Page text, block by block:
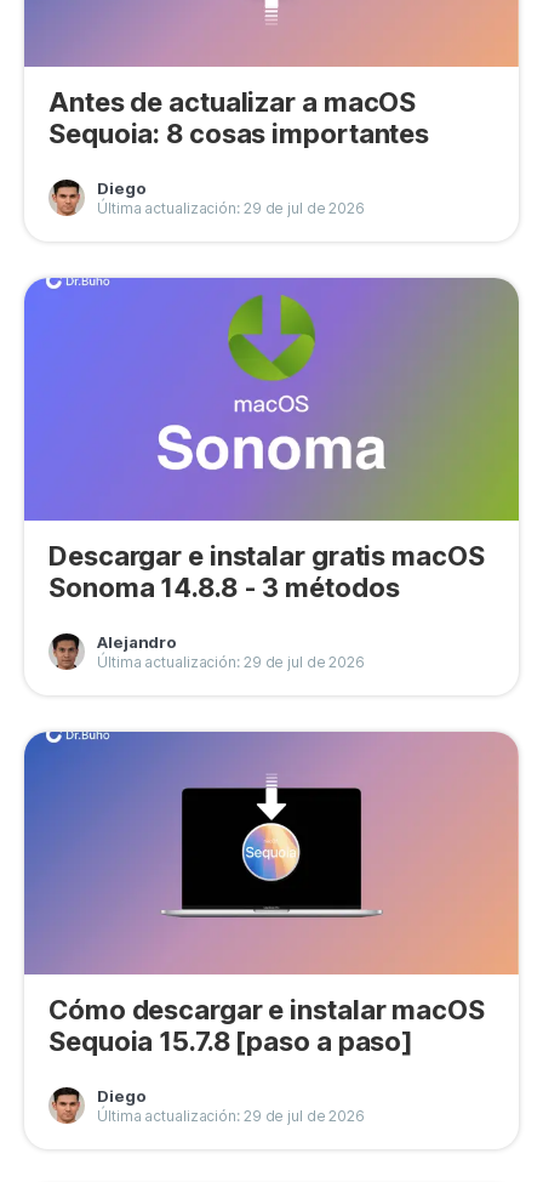
Antes de actualizar a macOS
Sequoia: 8 cosas importantes
Diego
Última actualización: 29 de jul de 2026
Descargar e instalar gratis macOS
Sonoma 14.8.8 - 3 métodos
Alejandro
Última actualización: 29 de jul de 2026
Cómo descargar e instalar macOS
Sequoia 15.7.8 [paso a paso]
Diego
Última actualización: 29 de jul de 2026